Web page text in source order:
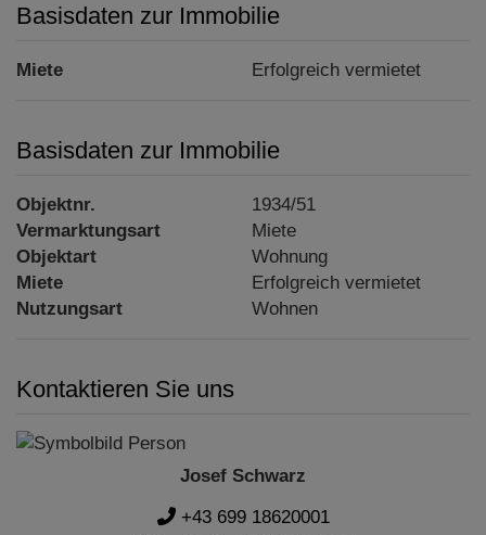
Basisdaten zur Immobilie
Miete Erfolgreich vermietet
Basisdaten zur Immobilie
Objektnr.
1934/51
Vermarktungsart
Miete
Objektart
Wohnung
Miete
Erfolgreich vermietet
Nutzungsart
Wohnen
Kontaktieren Sie uns
Josef Schwarz
+43 699 18620001